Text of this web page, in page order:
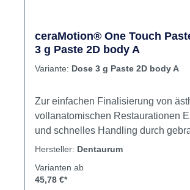
ceraMotion® One Touch
3 g Paste 2D body A
Variante: Dose 3 g Paste 2D body A
Zur einfachen Finalisierung von
vollanatomischen Restaurationen
und schnelles Handling durch
Hersteller: Dentaurum
Varianten ab
45,78 €*